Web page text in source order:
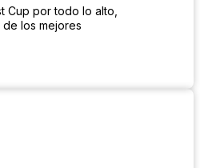
Cup por todo lo alto,
los mejores